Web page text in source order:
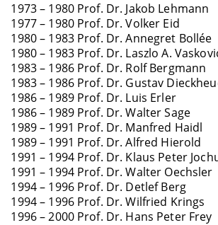
1973 – 1980 Prof. Dr. Jakob Lehmann
1977 – 1980 Prof. Dr. Volker Eid
1980 – 1983 Prof. Dr. Annegret Bollée
1980 – 1983 Prof. Dr. Laszlo A.
1983 – 1986 Prof. Dr. Rolf Bergmann
1983 – 1986 Prof. Dr. Gustav
1986 – 1989 Prof. Dr. Luis Erler
1986 – 1989 Prof. Dr. Walter Sage
1989 – 1991 Prof. Dr. Manfred Haidl
1989 – 1991 Prof. Dr. Alfred Hierold
1991 – 1994 Prof. Dr. Klaus Peter
1991 – 1994 Prof. Dr. Walter Oechsler
1994 – 1996 Prof. Dr. Detlef Berg
1994 – 1996 Prof. Dr. Wilfried Krings
1996 – 2000 Prof. Dr. Hans Peter Frey